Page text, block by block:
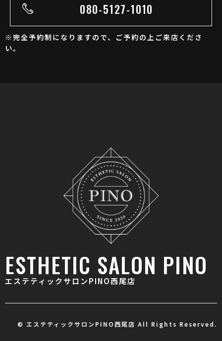
080-5127-1010
※完全予約制になりますので、ご予約の上ご来店くださ
い。
ESTHETIC SALON PINO
エステティックサロンPINO西尾店
© エステティックサロンPINO西尾店 All Rights Reserved.